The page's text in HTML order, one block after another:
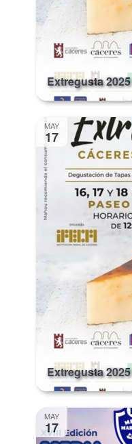
Extregusta 2025
MAY
17
Extregusta 2025
MAY
17